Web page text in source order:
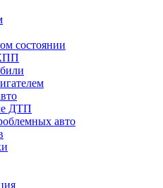
состоянии
ДТП
авто